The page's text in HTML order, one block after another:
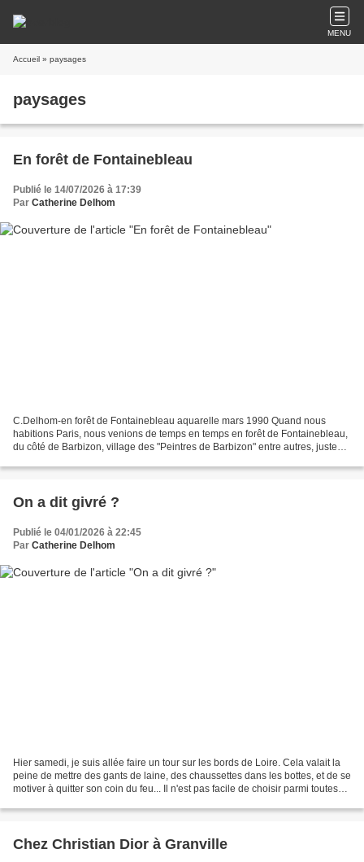
MENU
Accueil » paysages
paysages
En forêt de Fontainebleau
Publié le 14/07/2026 à 17:39
Par Catherine Delhom
C.Delhom-en forêt de Fontainebleau aquarelle mars 1990 Quand nous
habitions Paris, nous venions de temps en temps en forêt de Fontainebleau,
du côté de Barbizon, village des "Peintres de Barbizon" entre autres, juste
On a dit givré ?
Publié le 04/01/2026 à 22:45
Par Catherine Delhom
Hier samedi, je suis allée faire un tour sur les bords de Loire. Cela valait la
peine de mettre des gants de laine, des chaussettes dans les bottes, et de se
motiver à quitter son coin du feu... Il n'est pas facile de choisir parmi toutes
Chez Christian Dior à Granville